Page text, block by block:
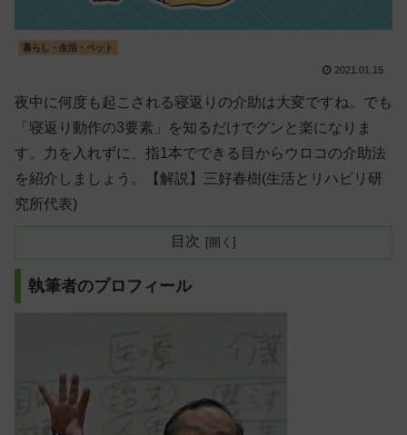
暮らし・生活・ペット
2021.01.15
夜中に何度も起こされる寝返りの介助は大変ですね。でも
「寝返り動作の3要素」を知るだけでグンと楽になりま
す。力を入れずに、指1本でできる目からウロコの介助法
を紹介しましょう。【解説】三好春樹(生活とリハビリ研
究所代表)
目次
執筆者のプロフィール